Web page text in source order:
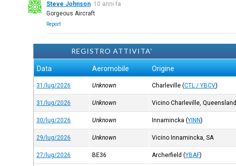
Steve Johnson 10 anni fa
Gorgeous Aircraft
Report
REGISTRO ATTIVITA'
Data Aeromobile Origine
31/lug/2026 Unknown Charleville (CTL / YBCV)
31/lug/2026 Unknown Vicino Charleville, Queensland
30/lug/2026 Unknown Innamincka (YINN)
29/lug/2026 Unknown Vicino Innamincka, SA
27/lug/2026 BE36 Archerfield (YBAF)